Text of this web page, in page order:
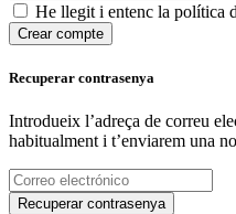
He llegit i entenc la política
Crear compte
Recuperar contrasenya
Introdueix l’adreça de correu
habitualment i t’enviarem una
Recuperar contrasenya